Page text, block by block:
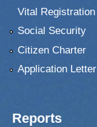
Vital Registration
Social Security
Citizen Charter
Application Letter
Reports